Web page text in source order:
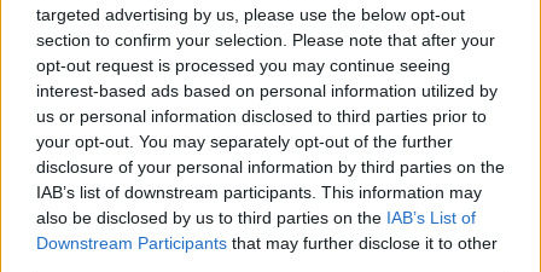
targeted advertising by us, please use the below opt-out
section to confirm your selection. Please note that after your
opt-out request is processed you may continue seeing
interest-based ads based on personal information utilized by
us or personal information disclosed to third parties prior to
your opt-out. You may separately opt-out of the further
disclosure of your personal information by third parties on the
IAB’s list of downstream participants. This information may
also be disclosed by us to third parties on the IAB’s List of
Downstream Participants that may further disclose it to other